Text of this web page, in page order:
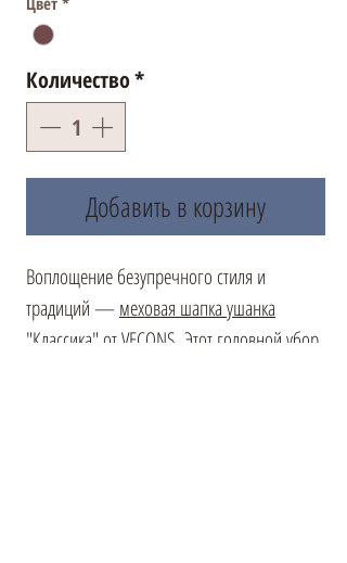
Количество*
Добавить в корзину
Воплощение безупречного стиля и
традиций —меховая шапка ушанка
"Классика" от VECONS. Этот головной убор,